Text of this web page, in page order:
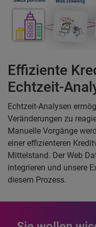
Effiziente
Echtzeit-
Echtzeit-Analysen
Veränderungen zu
Manuelle Vorgänge
einer effizienteren
Mittelstand. Der Web
integrieren und unsere
diesem Prozess.